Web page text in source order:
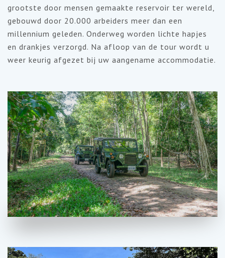
grootste door mensen gemaakte reservoir ter wereld,
gebouwd door 20.000 arbeiders meer dan een
millennium geleden. Onderweg worden lichte hapjes
en drankjes verzorgd. Na afloop van de tour wordt u
weer keurig afgezet bij uw aangename accommodatie.